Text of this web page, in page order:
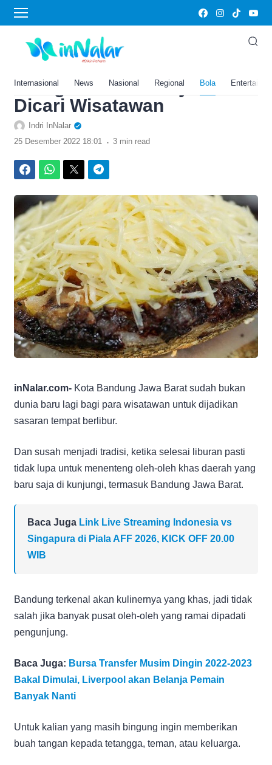
Internasional News Nasional Regional Bola
Home›Bola
Ini 5 Oleh-Oleh Khas
Bandung Jawa Barat,Bikin
Ketagihan dan Banyak
Dicari Wisatawan
Indri InNalar
25 Desember 2022 18:01 . 3 min read
inNalar.com- Kota Bandung Jawa Barat sudah bukan
dunia baru lagi bagi para wisatawan untuk dijadikan
sasaran tempat berlibur.
Dan susah menjadi tradisi, ketika selesai liburan pasti
tidak lupa untuk menenteng oleh-oleh khas daerah yang
baru saja di kunjungi, termasuk Bandung Jawa Barat.
Baca Juga Link Live Streaming Indonesia vs
Singapura di Piala AFF 2026, KICK OFF 20.00
WIB
Bandung terkenal akan kulinernya yang khas, jadi tidak
salah jika banyak pusat oleh-oleh yang ramai dipadati
pengunjung.
Baca Juga: Bursa Transfer Musim Dingin 2022-2023
Bakal Dimulai, Liverpool akan Belanja Pemain
Banyak Nanti
Untuk kalian yang masih bingung ingin memberikan
buah tangan kepada tetangga, teman, atau keluarga.